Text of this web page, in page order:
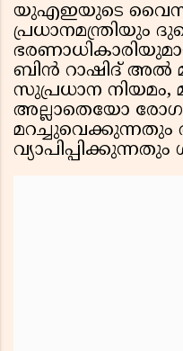
യുഎഇയുടെ വൈസ്
പ്രധാനമന്ത്രിയും
ബിൻ റാഷിദ് അൽ
സുപ്രധാന നിയമം,
അല്ലാതെയോ
മറച്ചുവെക്കുന്നതും